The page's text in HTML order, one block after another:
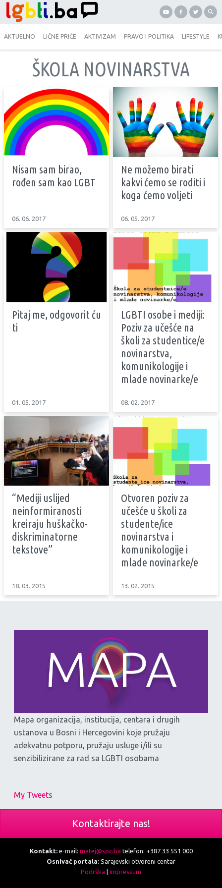
AKTUELNO LIČNE PRIČE AKTIVIZAM PRAVO I POLITIKA LIFESTYLE
ŠKOLA NOVINARSTVA
Nisam sam birao,
rođen sam kao LGBT
06. 06. 2017
Ne možemo birati
kakvi ćemo se roditi i
koga ćemo voljeti
06. 05. 2017
Pitaj me, odgovorit ću
ti
01. 05. 2017
LGBTI osobe i mediji:
Poziv za učešće na
školi za studentice/e
novinarstva,
komunikologije i
mlade novinarke/e
08. 02. 2017
“Mediji uslijed
neinformiranosti
kreiraju huškačko-
diskriminatorne
tekstove”
18. 03. 2015
Otvoren poziv za
učešće u školi za
studente/ice
novinarstva i
komunikologije i
mlade novinarke/e
13. 02. 2015
Mapa organizacija, institucija, centara i drugih
ustanova u Bosni i Hercegovini koje pružaju
adekvatnu potporu, pružaju usluge i/ili su
senzibilizirane za rad sa LGBTI osobama
My Tweets
Kontaktirajte nas!
Kontakt:e-mail: matej@soc.ba telefon: +387 33 551 000
Osnivač portala: Sarajevski otvoreni centar
Podrška
Impressum